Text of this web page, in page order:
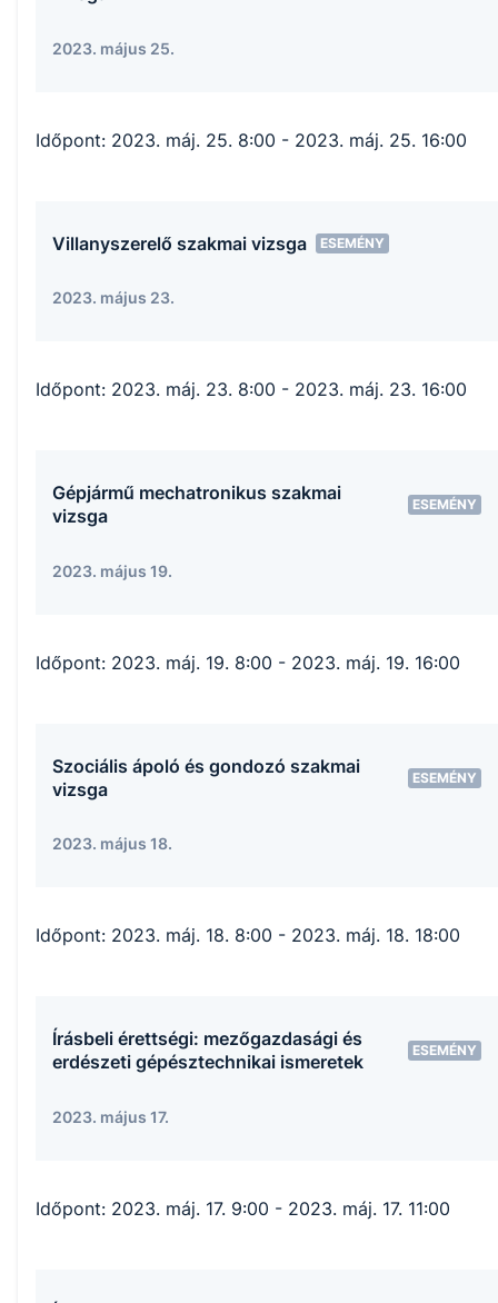
2023. május 25.
Időpont: 2023. máj. 25. 8:00 - 2023. máj. 25. 16:00
Villanyszerelő szakmai vizsga ESEMÉNY
2023. május 23.
Időpont: 2023. máj. 23. 8:00 - 2023. máj. 23. 16:00
Gépjármű mechatronikus szakmai
vizsga
ESEMÉNY
2023. május 19.
Időpont: 2023. máj. 19. 8:00 - 2023. máj. 19. 16:00
Szociális ápoló és gondozó szakmai
vizsga
ESEMÉNY
2023. május 18.
Időpont: 2023. máj. 18. 8:00 - 2023. máj. 18. 18:00
Írásbeli érettségi: mezőgazdasági és
erdészeti gépésztechnikai ismeretek
ESEMÉNY
2023. május 17.
Időpont: 2023. máj. 17. 9:00 - 2023. máj. 17. 11:00